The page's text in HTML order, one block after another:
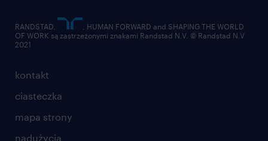
kontakt
ciasteczka
mapa strony
nadużycia
RANDSTAD,
, HUMAN FORWARD and SHAPING THE WORLD
OF WORK są zastrzeżonymi znakami Randstad N.V. © Randstad N.V
2021